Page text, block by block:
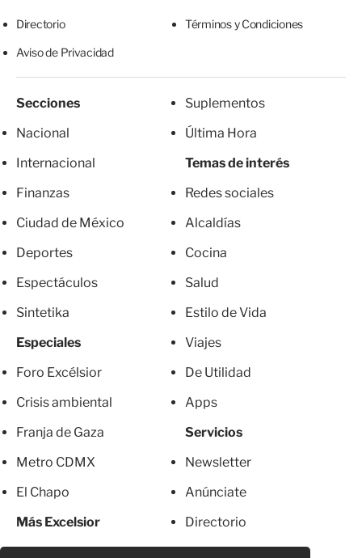
Directorio Términos y Condiciones
Aviso de Privacidad
Secciones
Nacional
Internacional
Finanzas
Ciudad de México
Deportes
Espectáculos
Sintetika
Especiales
Foro Excélsior
Crisis ambiental
Franja de Gaza
Metro CDMX
El Chapo
Más Excelsior
Suplementos
Última Hora
Temas de interés
Redes sociales
Alcaldías
Cocina
Salud
Estilo de Vida
Viajes
De Utilidad
Apps
Servicios
Newsletter
Anúnciate
Directorio